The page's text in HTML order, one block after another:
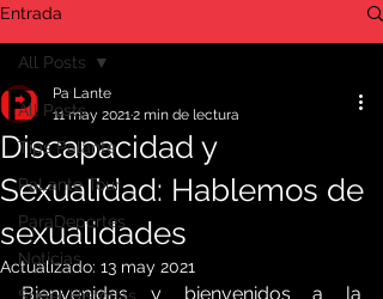
Entrada
All Posts
Tips Palante
PaLante Tour
ParaDeportes
Noticias
All Posts
Discapacidad y
Sexualidad: Hablemos de
sexualidades
Pa Lante
11 may 20212 min de lectura
Actualizado: 13 may 2021
Bienvenidas y bienvenidos a la